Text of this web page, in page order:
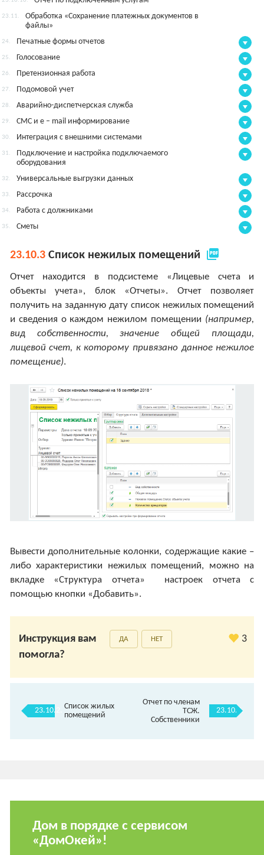
23.11.
Обработка «Сохранение платежных документов в
файлы»
24. Печатные формы отчетов
25. Голосование
26. Претензионная работа
27. Подомовой учет
28. Аварийно-диспетчерская служба
29. СМС и e – mail информирование
30. Интеграция с внешними системами
31.
Подключение и настройка подключаемого
оборудования
32. Универсальные выгрузки данных
33. Рассрочка
34. Работа с должниками
35. Сметы
23.10.3 Список нежилых помещений picture_as_pdf
Отчет находится в подсистеме «Лицевые счета и
объекты учета», блок «Отчеты». Отчет позволяет
получить на заданную дату список нежилых помещений
и сведения о каждом нежилом помещении (например,
вид собственности, значение общей площади,
лицевой счет, к которому привязано данное нежилое
помещение).
Вывести дополнительные колонки, содержащие какие –
либо характеристики нежилых помещений, можно на
вкладке «Структура отчета» настроек отчета с
помощью кнопки «Добавить».
Инструкция вам
помогла?
ДА НЕТ 3
23.10.2.
Список жилых
помещений
Отчет по членам
ТСЖ.
Собственники
23.10.4.
Дом в порядке с сервисом
«ДомОкей»!